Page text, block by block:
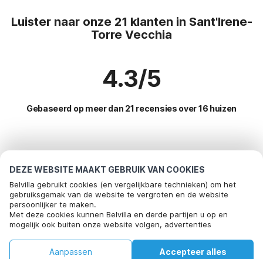
DEZE WEBSITE MAAKT GEBRUIK VAN COOKIES
Belvilla gebruikt cookies (en vergelijkbare technieken) om het
gebruiksgemak van de website te vergroten en de website
persoonlijker te maken.
Met deze cookies kunnen Belvilla en derde partijen u op en
mogelijk ook buiten onze website volgen, advertenties
social media.
Door op "accepteren" te klikken gaat u hiermee akkoord. Meer
Accepteer alles
Aanpassen
Luister naar onze 21 klanten in Sant'Irene-
Torre Vecchia
4.3/5
Gebaseerd op meer dan 21 recensies over 16 huizen
vakantie
Top steden met top voorzieningen voor vakantie
Kindvriendelijke vakantiehuizen cetraro
Kindvriendelijke vakantiehuizen ripalvella
Populaire voorzieningen voor vakantie in Santirene-torre-
vecchia
Kindvriendelijke vakantiehuizen
Populaire steden voor vakantie in Calabria